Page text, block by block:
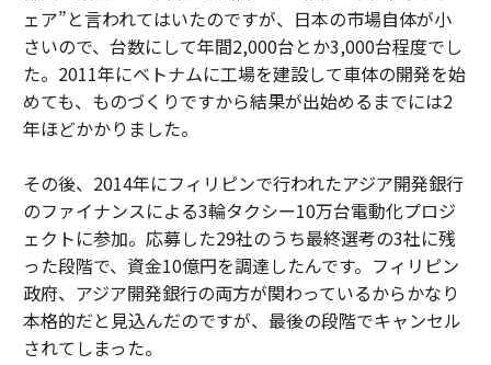
ェア”と言われてはいたのですが、日本の市場自体が小
さいので、台数にして年間2,000台とか3,000台程度でし
た。2011年にベトナムに工場を建設して車体の開発を始
めても、ものづくりですから結果が出始めるまでには2
年ほどかかりました。
その後、2014年にフィリピンで行われたアジア開発銀行
のファイナンスによる3輪タクシー10万台電動化プロジ
ェクトに参加。応募した29社のうち最終選考の3社に残
った段階で、資金10億円を調達したんです。フィリピン
政府、アジア開発銀行の両方が関わっているからかなり
本格的だと見込んだのですが、最後の段階でキャンセル
されてしまった。